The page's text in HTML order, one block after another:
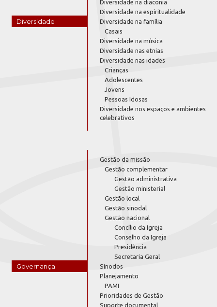
Diversidade
Diversidade na diaconia
Diversidade na espiritualidade
Diversidade na família
Casais
Diversidade na música
Diversidade nas etnias
Diversidade nas idades
Crianças
Adolescentes
Jovens
Pessoas Idosas
Diversidade nos espaços e ambientes
celebrativos
Governança
Gestão da missão
Gestão complementar
Gestão administrativa
Gestão ministerial
Gestão local
Gestão sinodal
Gestão nacional
Concílio da Igreja
Conselho da Igreja
Presidência
Secretaria Geral
Sínodos
Planejamento
PAMI
Prioridades de Gestão
Suporte documental